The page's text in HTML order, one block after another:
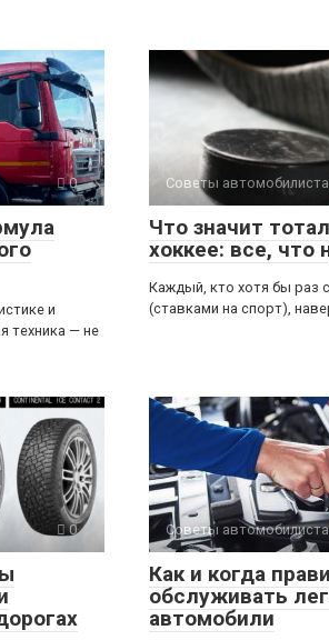
0
и
техника — не
Советы
Что значит
хоккее: все, что
Каждый, кто хотя бы раз
(ставками на спорт),
0 Советы
Как и когда
обслуживать
автомобили